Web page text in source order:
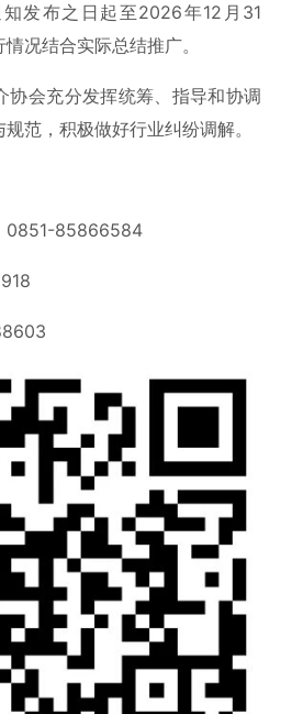
发布之日起至2026年12月31
况结合实际总结推广。
协会充分发挥统筹、指导和协调
范，积极做好行业纠纷调解。
0851-85866584